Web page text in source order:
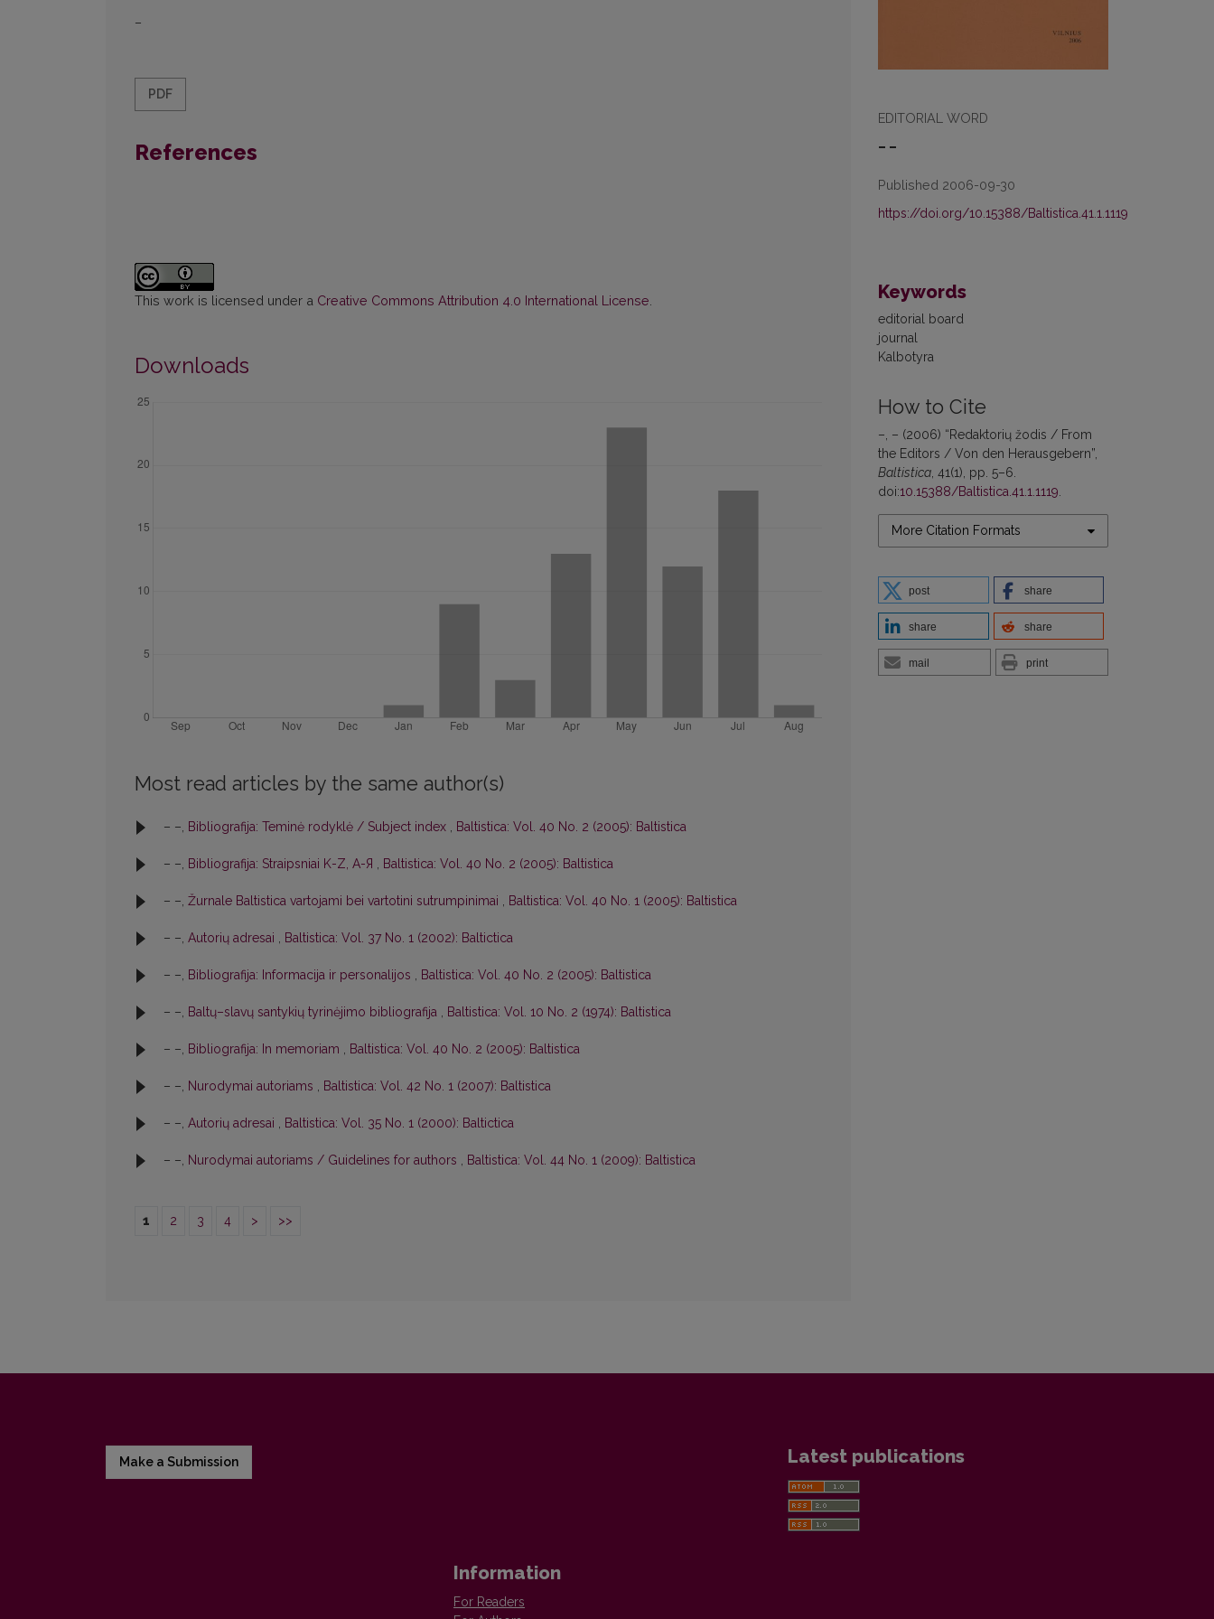
EDITORIAL WORD
– –
Published 2006-09-30
https://doi.org/10.15388/Baltistica.41.1.1119
Keywords
editorial board
journal
Kalbotyra
How to Cite
–, – (2006) “Redaktorių žodis / From
the Editors / Von den Herausgebern”,
Baltistica, 41(1), pp. 5–6.
doi:10.15388/Baltistica.41.1.1119.
More Citation Formats
post share
share share
mail print
–
PDF
References
This work is licensed under a Creative Commons Attribution 4.0 International License
Downloads
Most read articles by the same author(s)
– –, Bibliografija: Teminė rodyklė / Subject index , Baltistica: Vol. 40 No. 2 (2005): Baltistica
– –, Bibliografija: Straipsniai K-Z, A-Я , Baltistica: Vol. 40 No. 2 (2005): Baltistica
– –, Žurnale Baltistica vartojami bei vartotini sutrumpinimai , Baltistica: Vol. 40 No. 1 (2005): Baltistica
– –, Autorių adresai , Baltistica: Vol. 37 No. 1 (2002): Baltictica
– –, Bibliografija: Informacija ir personalijos , Baltistica: Vol. 40 No. 2 (2005): Baltistica
– –, Baltų–slavų santykių tyrinėjimo bibliografija , Baltistica: Vol. 10 No. 2 (1974): Baltistica
– –, Bibliografija: In memoriam , Baltistica: Vol. 40 No. 2 (2005): Baltistica
– –, Nurodymai autoriams , Baltistica: Vol. 42 No. 1 (2007): Baltistica
– –, Autorių adresai , Baltistica: Vol. 35 No. 1 (2000): Baltictica
– –, Nurodymai autoriams / Guidelines for authors , Baltistica: Vol. 44 No. 1 (2009): Baltistica
1 2 3 4 > >>
Make a Submission Latest publications
Information
For Readers